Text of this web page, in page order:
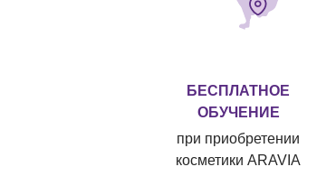
БЕСПЛАТНОЕ
ОБУЧЕНИЕ
при приобретении
косметики ARAVIA